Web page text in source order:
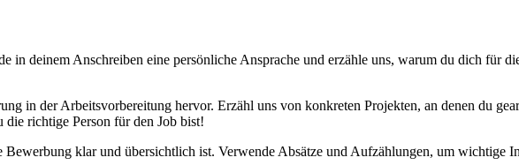
in deinem Anschreiben eine persönliche Ansprache und erzähle uns, warum du dich für
in der Arbeitsvorbereitung hervor. Erzähl uns von konkreten Projekten, an denen du
die richtige Person für den Job bist!
Bewerbung klar und übersichtlich ist. Verwende Absätze und Aufzählungen, um wichtige